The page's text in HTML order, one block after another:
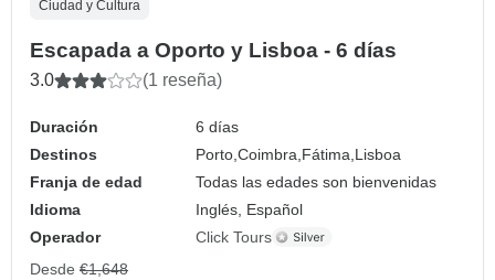
Ciudad y Cultura
Escapada a Oporto y Lisboa - 6 días
3.0 (1 reseña)
Duración
6 días
Destinos
Porto,Coimbra, Fátima, Lisboa
Franja de edad
Todas las edades son bienvenidas
Idioma
Inglés, Español
Operador
Click Tours
Desde €1,648